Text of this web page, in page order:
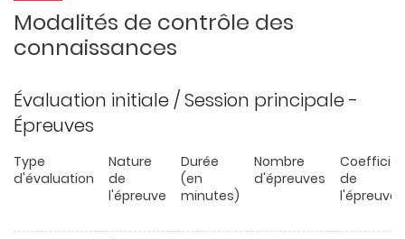
Modalités de contrôle des
connaissances
Évaluation initiale / Session principale -
Épreuves
Type
d'évaluation
Nature
de
l'épreuve
Durée
(en
minutes)
Nombre
d'épreuves
de
l'épreuve